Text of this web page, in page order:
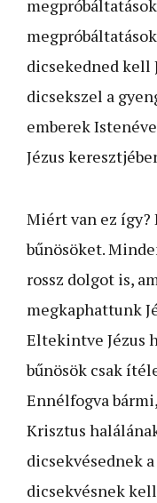
dicsekedned kell
dicsekszel a
emberek
Jézus
Miért van ez így?
bűnösöket.
rossz dolgot is,
megkaphattunk
Eltekintve Jézus
bűnösök csak
Ennélfogva
Krisztus
dicsekvésednek
dicsekvésnek